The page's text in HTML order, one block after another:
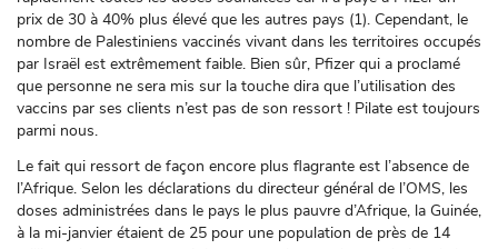
prix de 30 à 40% plus élevé que les autres pays (1). Cependant, le
nombre de Palestiniens vaccinés vivant dans les territoires occupés
par Israël est extrêmement faible. Bien sûr, Pfizer qui a proclamé
que personne ne sera mis sur la touche dira que l’utilisation des
vaccins par ses clients n’est pas de son ressort ! Pilate est toujours
parmi nous.
Le fait qui ressort de façon encore plus flagrante est l’absence de
l’Afrique. Selon les déclarations du directeur général de l’OMS, les
doses administrées dans le pays le plus pauvre d’Afrique, la Guinée,
à la mi-janvier étaient de 25 pour une population de près de 14